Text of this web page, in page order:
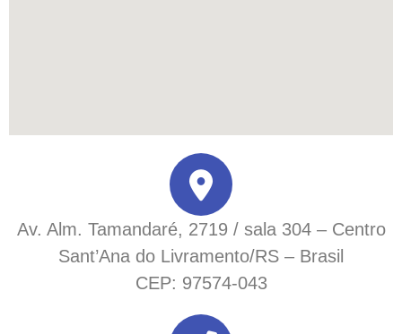
Av. Alm. Tamandaré, 2719 / sala 304 – Centro
Sant’Ana do Livramento/RS – Brasil
CEP: 97574-043